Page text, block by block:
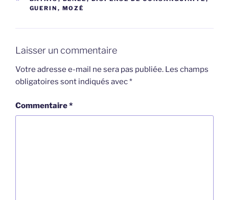
GUERIN , MOZÉ
Laisser un commentaire
Votre adresse e-mail ne sera pas publiée. Les champs
obligatoires sont indiqués avec*
Commentaire*